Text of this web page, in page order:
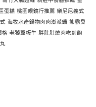
蛋糕 桃園眼鏡行推薦 樂尼尼義式
海牧水產鍋物肉肉澎派鍋 熊霸臭
格 老饕翼板牛 胖肚肚燒肉吃到飽